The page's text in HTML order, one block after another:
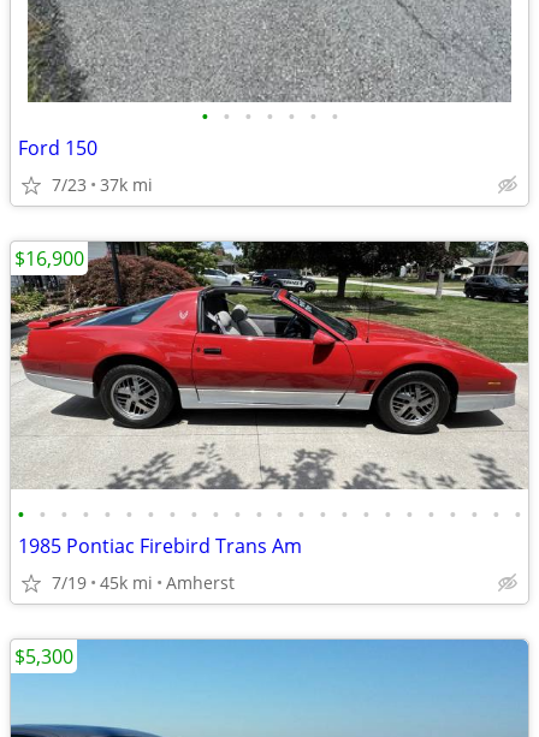
• • • • • • •
Ford 150
7/23 37k mi
• • • • • • • • • • • • • • • • • • • • • • • •
1985 Pontiac Firebird Trans Am
7/19 45k mi Amherst
$16,900
$5,300